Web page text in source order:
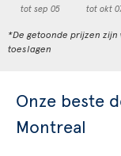
tot sep 05
tot okt
*De getoonde prijzen
toeslagen
Onze beste
Montreal